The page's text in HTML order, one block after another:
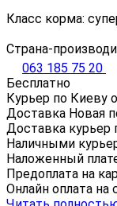
Класс корма:
Страна-
063 185 75 20
Бесплатно
Курьер по Киеву
Доставка Новая
Доставка курьер
Наличными
Наложенный
Предоплата на
Онлайн оплата на